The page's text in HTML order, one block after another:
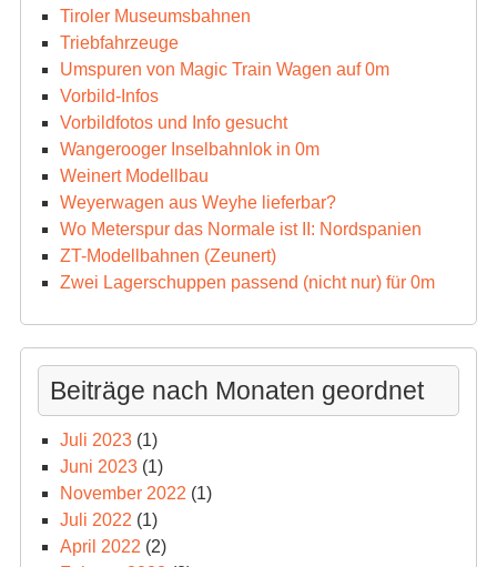
Tiroler Museumsbahnen
Triebfahrzeuge
Umspuren von Magic Train Wagen auf 0m
Vorbild-Infos
Vorbildfotos und Info gesucht
Wangerooger Inselbahnlok in 0m
Weinert Modellbau
Weyerwagen aus Weyhe lieferbar?
Wo Meterspur das Normale ist II: Nordspanien
ZT-Modellbahnen (Zeunert)
Zwei Lagerschuppen passend (nicht nur) für 0m
Beiträge nach Monaten geordnet
Juli 2023(1)
Juni 2023(1)
November 2022 (1)
Juli 2022 (1)
April 2022 (2)